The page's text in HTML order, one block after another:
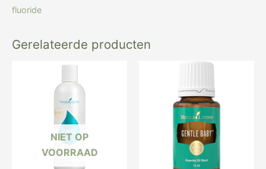
fluoride
Gerelateerde producten
NIET OP
VOORRAAD